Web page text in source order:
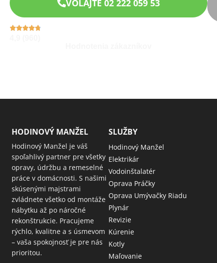
VOLAJTE 02 222 059 53
HODINOVÝ MANŽEL
Hodinový Manžel je váš
spoľahlivý partner pre všetky
opravy, údržbu a remeselné
práce v domácnosti. S našimi
skúsenými majstrami
zvládnete všetko od montáže
nábytku až po náročné
rekonštrukcie. Pracujeme
rýchlo, kvalitne a s úsmevom
– vaša spokojnosť je pre nás
prioritou.
SLUŽBY
Hodinový Manžel
Elektrikár
Vodoinštalatér
Oprava Práčky
Oprava Umývačky Riadu
Plynár
Revizie
Kúrenie
Kotly
Maľovanie